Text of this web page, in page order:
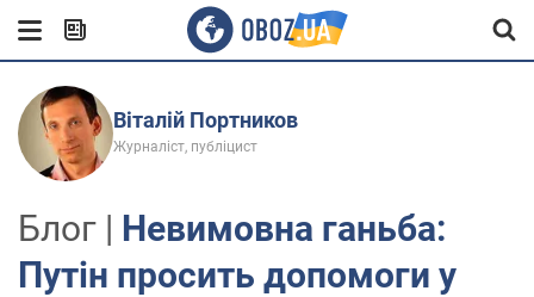
Віталій Портников
Журналіст, публіцист
Блог | Невимовна ганьба:
Путін просить допомоги у